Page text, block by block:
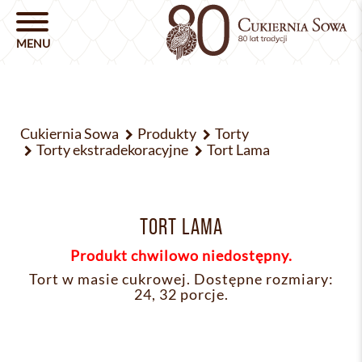
Cukiernia Sowa Produkty
Torty
Torty ekstradekoracyjne
Tort Lama
TORT LAMA
Produkt chwilowo niedostępny.
Tort w masie cukrowej. Dostępne rozmiary:
24, 32 porcje.